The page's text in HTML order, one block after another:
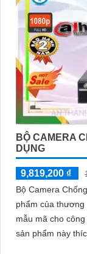
BỘ CAMERA
DỤNG
9,819,200 ₫
Bộ Camera
phẩm của
mẫu mã cho công trình. Được trang bị công
sản phẩm này